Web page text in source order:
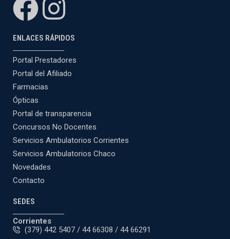
ENLACES RÁPIDOS
Portal Prestadores
Portal del Afiliado
Farmacias
Ópticas
Portal de transparencia
Concursos No Docentes
Servicios Ambulatorios Corrientes
Servicios Ambulatorios Chaco
Novedades
Contacto
SEDES
Corrientes
(379) 442 5407 / 44 66308 / 44 66291